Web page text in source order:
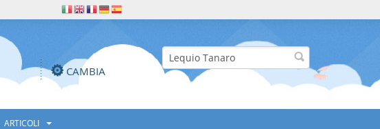
CAMBIA
ARTICOLI